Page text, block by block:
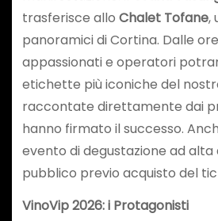
trasferisce allo Chalet Tofane,
panoramici di Cortina. Dalle ore
appassionati e operatori
etichette più iconiche del
raccontate direttamente dai
hanno firmato il successo.
evento di degustazione ad
pubblico previo acquisto del
VinoVip 2026: i Protagonisti